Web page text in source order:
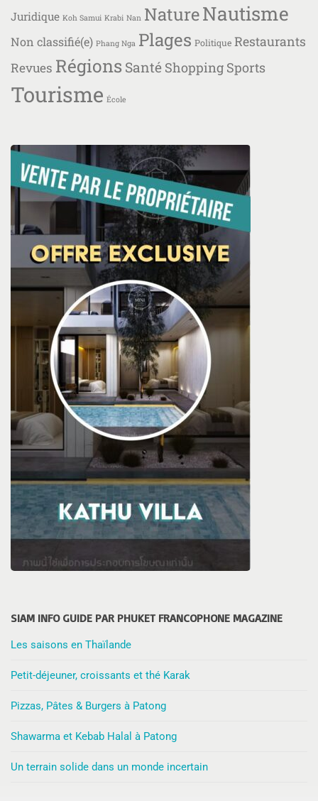
Juridique Koh Samui Krabi Nan NatureNautisme
Non classifié(e) Phang Nga Plages Politique Restaurants
Revues Régions Santé Shopping Sports
Tourisme École
SIAM INFO GUIDE PAR PHUKET FRANCOPHONE MAGAZINE
Les saisons en Thaïlande
Petit-déjeuner, croissants et thé Karak
Pizzas, Pâtes & Burgers à Patong
Shawarma et Kebab Halal à Patong
Un terrain solide dans un monde incertain